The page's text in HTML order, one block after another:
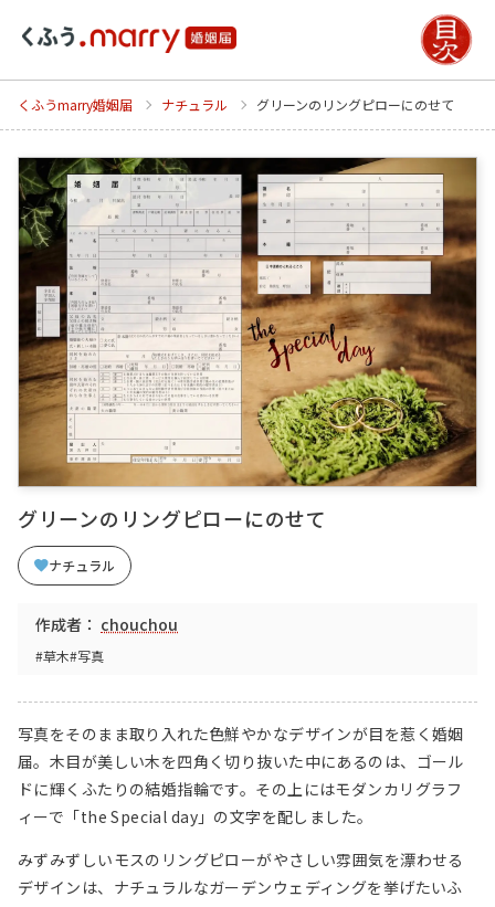
くふうmarry婚姻届 ナチュラル グリーンのリングピローにのせて
グリーンのリングピローにのせて
ナチュラル
作成者： chouchou
#草木#写真
写真をそのまま取り入れた色鮮やかなデザインが目を惹く婚姻
届。木目が美しい木を四角く切り抜いた中にあるのは、ゴール
ドに輝くふたりの結婚指輪です。その上にはモダンカリグラフ
ィーで「the Special day」の文字を配しました。
みずみずしいモスのリングピローがやさしい雰囲気を漂わせる
デザインは、ナチュラルなガーデンウェディングを挙げたいふ